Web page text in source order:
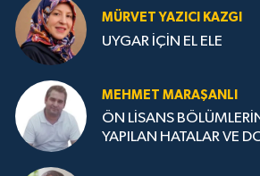
MÜRVET YAZICI KAZGI
UYGAR İÇİN EL ELE
MEHMET MARAŞANLI
ÖN LİSANS
YAPILAN HATALAR VE